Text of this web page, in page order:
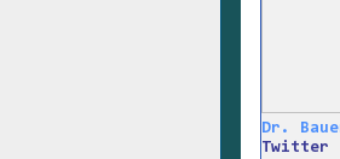
Dr.
Twitter